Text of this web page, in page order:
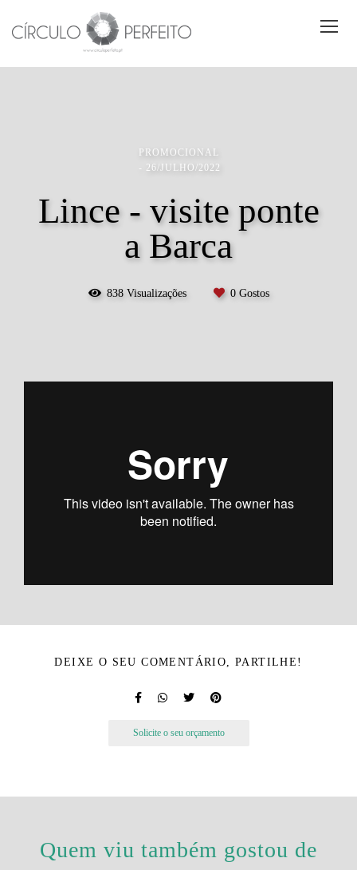
PROMOCIONAL
26/JULHO/2022
Lince - visite ponte
a Barca
838Visualizações 0Gostos
DEIXE O SEU COMENTÁRIO, PARTILHE!
Solicite o seu orçamento
Quem viu também gostou de